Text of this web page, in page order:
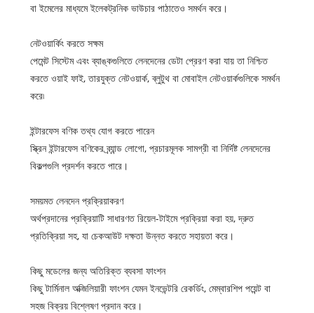
বা ইমেলের মাধ্যমে ইলেকট্রনিক ভাউচার পাঠাতেও সমর্থন করে।
নেটওয়ার্কিং করতে সক্ষম
পেমেন্ট সিস্টেম এবং ব্যাঙ্কগুলিতে লেনদেনের ডেটা প্রেরণ করা যায় তা নিশ্চিত
করতে ওয়াই ফাই, তারযুক্ত নেটওয়ার্ক, ব্লুটুথ বা মোবাইল নেটওয়ার্কগুলিকে সমর্থন
করে৷
ইন্টারফেস বণিক তথ্য যোগ করতে পারেন
স্ক্রিন ইন্টারফেস বণিকের ব্র্যান্ড লোগো, প্রচারমূলক সামগ্রী বা নির্দিষ্ট লেনদেনের
বিকল্পগুলি প্রদর্শন করতে পারে।
সময়মত লেনদেন প্রক্রিয়াকরণ
অর্থপ্রদানের প্রক্রিয়াটি সাধারণত রিয়েল-টাইমে প্রক্রিয়া করা হয়, দ্রুত
প্রতিক্রিয়া সহ, যা চেকআউট দক্ষতা উন্নত করতে সহায়তা করে।
কিছু মডেলের জন্য অতিরিক্ত ব্যবসা ফাংশন
কিছু টার্মিনাল অক্জিলিয়ারী ফাংশন যেমন ইনভেন্টরি রেকর্ডিং, মেম্বারশিপ পয়েন্ট বা
সহজ বিক্রয় বিশ্লেষণ প্রদান করে।